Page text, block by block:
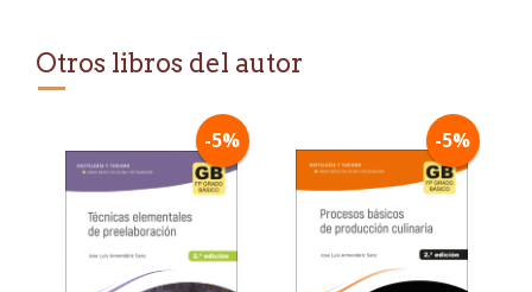
Otros libros del autor
-5% -5%